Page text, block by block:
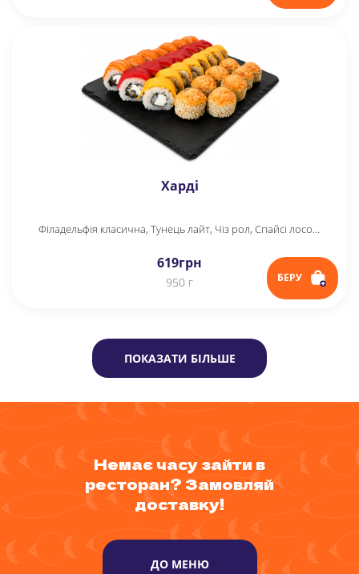
Харді
Філадельфія класична, Тунець лайт, Чіз рол, Спайсі лосось
619грн
950 г БЕРУ
ПОКАЗАТИ БІЛЬШЕ
Немає часу зайти в
ресторан? Замовляй
доставку!
ДО МЕНЮ